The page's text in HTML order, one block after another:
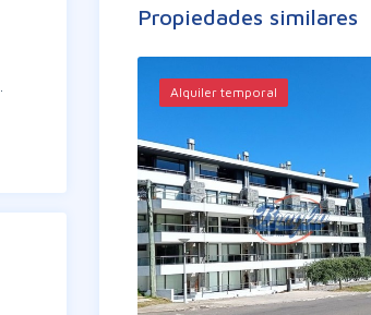
Propiedades similares
Alquiler temporal